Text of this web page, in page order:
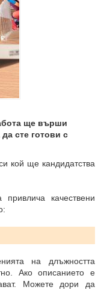
ще върши
сте готови с
кой ще кандидатства
качествени
на длъжността
Ако описанието е
Можете дори да